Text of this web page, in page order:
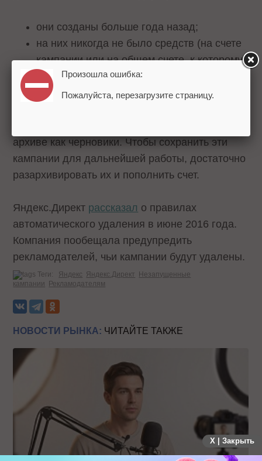
они созданы больше года назад;
на них никогда не было средств (на счете
кампании или на общем счете, к которому
подключена кампания).
архиве как черновики. Чтобы сохранить эти
кампании для дальнейшей работы, достаточно
разархивировать их и пополнить счет.
Яндекс.Директ рассказал о правилах
автоматического удаления в июне 2016 года.
Компания пообещала предупредить
рекламодателей, чьи кампании будут удалены.
Теги: Яндекс Яндекс.Директ
Незапущенные
кампании
Рекламодателям
НОВОСТИ РЫНКА: ЧИТАЙТЕ ТАКЖЕ
X | Закрыть
Произошла ошибка:
Пожалуйста, перезагрузите страницу.